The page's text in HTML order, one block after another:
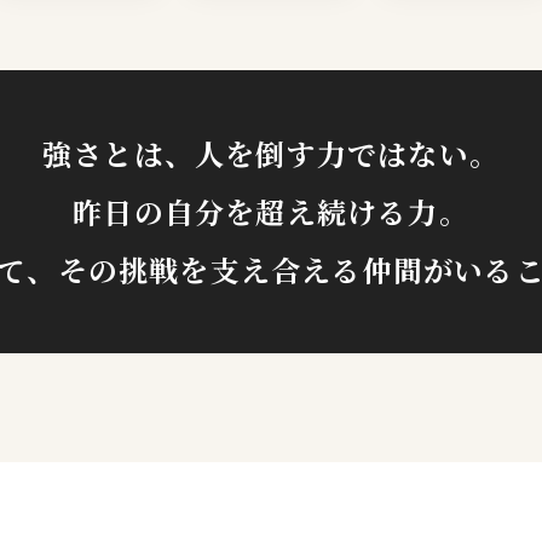
強さとは、人を倒す力ではない。
昨日の自分を超え続ける力。
、その挑戦を支え合える仲間がいる